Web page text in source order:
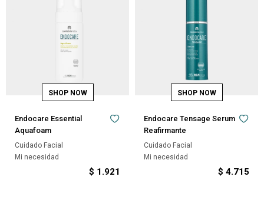
Endocare Essential
Aquafoam
Cuidado Facial
Mi necesidad
$ 1.921
Endocare Tensage Serum
Reafirmante
Cuidado Facial
Mi necesidad
$ 4.715